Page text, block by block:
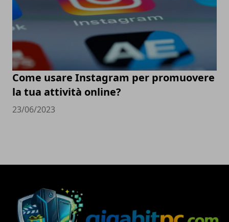
Come usare Instagram per promuovere
la tua attività online?
23/06/2023